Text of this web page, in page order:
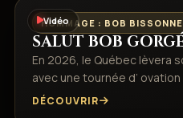
Vidéo
HOMMAGE : BOB
SALUT BOB
En 2026, le Québec lèvera
avec une tournée d’
DÉCOUVRIR